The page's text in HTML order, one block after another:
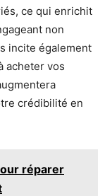
ce qui enrichit
non
incite également
acheter vos
crédibilité en
réparer